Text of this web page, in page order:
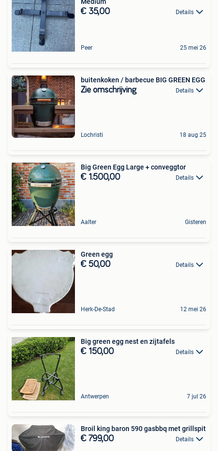
€ 35,00 Details
Peer 25 mei 26
buitenkoken / barbecue BIG GREEN EGG
Zie omschrijving Details
Lochristi 18 aug 25
Big Green Egg Large + conveggtor
€ 1.500,00 Details
Aalter Gisteren
Green egg
€ 50,00 Details
Herk-De-Stad 12 mei 26
Big green egg nest en zijtafels
€ 150,00 Details
Antwerpen 7 jul 26
Broil king baron 590 gasbbq met grillspit
€ 799,00 Details